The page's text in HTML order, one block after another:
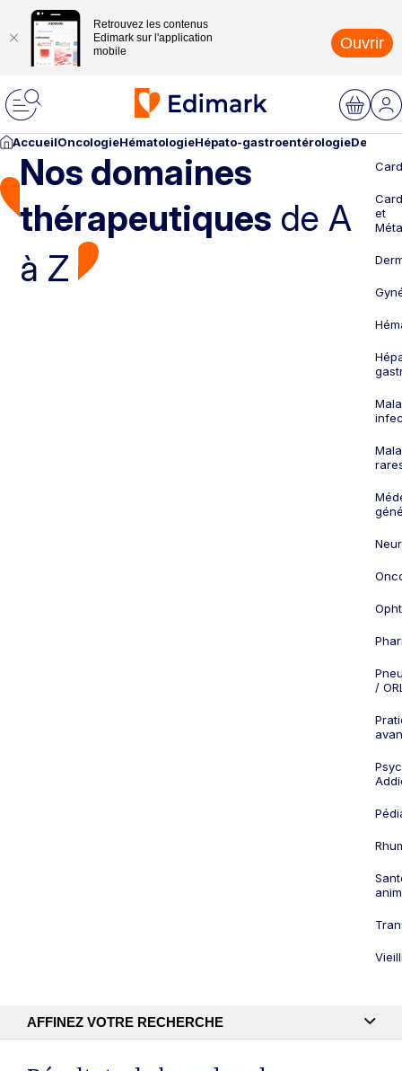
Retrouvez les contenus
Edimark sur l'application
mobile
Ouvrir
AccueilOncologieHématologieHépato-gastroentérologie
Nos domaines
thérapeutiques de A
à Z
et
/
AFFINEZ VOTRE RECHERCHE
Recherche textuelle